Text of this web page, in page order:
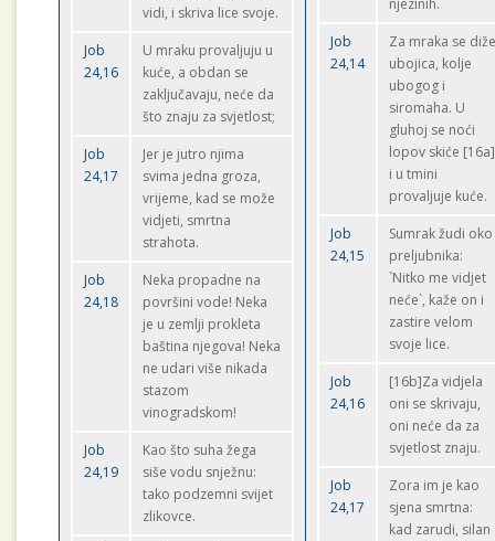
vidi, i skriva lice svoje.
Job
24,16
U mraku provaljuju u
kuće, a obdan se
zaključavaju, neće da
što znaju za svjetlost;
Job
24,17
Jer je jutro njima
svima jedna groza,
vrijeme, kad se može
vidjeti, smrtna
strahota.
Job
24,18
Neka propadne na
površini vode! Neka
je u zemlji prokleta
baština njegova! Neka
ne udari više nikada
stazom
vinogradskom!
Job
24,19
Kao što suha žega
siše vodu snježnu:
tako podzemni svijet
zlikovce.
njezinih.
Job
24,14
Za mraka se
ubojica, kolje
ubogog i
siromaha. U
gluhoj se noći
lopov skiće [16a]
i u tmini
provaljuje kuće.
Job
24,15
Sumrak žudi oko
preljubnika:
`Nitko me vidjet
neće`, kaže on i
zastire velom
svoje lice.
Job
24,16
[16b]Za vidjela
oni se skrivaju,
oni neće da za
svjetlost znaju.
Job
24,17
Zora im je kao
sjena smrtna:
kad zarudi, silan